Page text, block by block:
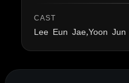
CAST
Lee Eun Jae,Yoon Jun